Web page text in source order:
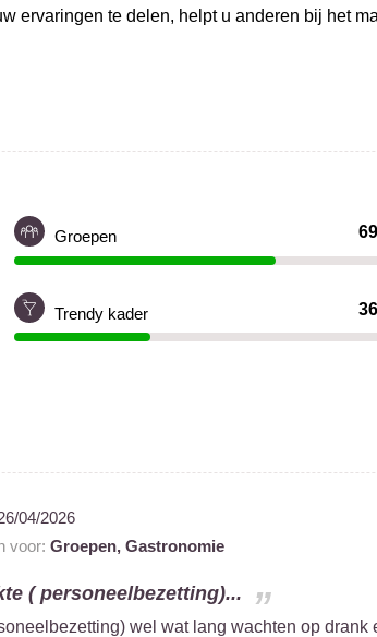
ervaringen te delen, helpt u anderen bij het
Groepen
Trendy kader
04/2026
voor: Groepen, Gastronomie
( personeelbezetting)...
wel wat lang wachten op drank